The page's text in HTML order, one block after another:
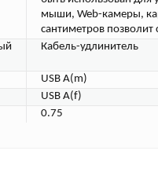
мыши, Web-камеры,
сантиметров позволит
Кабель-удлинитель
USB A(m)
USB A(f)
0.75